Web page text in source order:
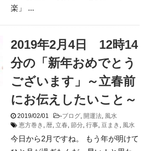
楽」 ...
2019年2月4日 12時14
分の「新年おめでとう
ございます」～立春前
にお伝えしたいこと～
2019/02/01 -ブログ, 開運法, 風水
恵方巻き , 暦, 立春, 節分, 行事, 豆まき , 風水
今日から2月ですね。 もう年が明けて